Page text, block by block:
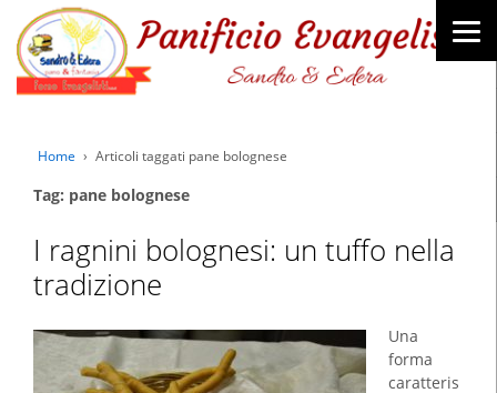
Home › Articoli taggati pane bolognese
Tag: pane bolognese
I ragnini bolognesi: un tuffo nella
tradizione
Una
forma
caratteris